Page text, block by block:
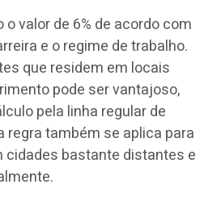
valor de 6% de acordo com
e o regime de trabalho.
que residem em locais
pode ser vantajoso,
pela linha regular de
regra também se aplica para
cidades bastante distantes e